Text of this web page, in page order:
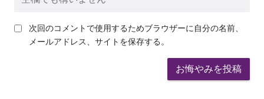
次回のコメントで使用するためブラウザーに自分の名前、
メールアドレス、サイトを保存する。